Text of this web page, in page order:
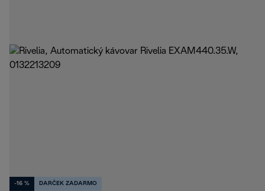
-16 % DARČEK ZADARMO